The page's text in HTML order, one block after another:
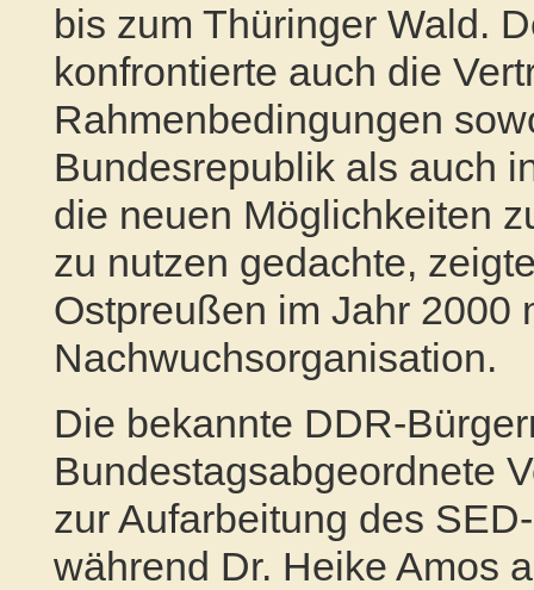
bis zum Thüringer Wald.
konfrontierte auch die
Rahmenbedingungen
Bundesrepublik als auch
die neuen Möglichkeiten
zu nutzen gedachte,
Ostpreußen im Jahr 2000
Nachwuchsorganisation.
Die bekannte DDR-
Bundestagsabgeordnete
zur Aufarbeitung des SED
während Dr. Heike Amos